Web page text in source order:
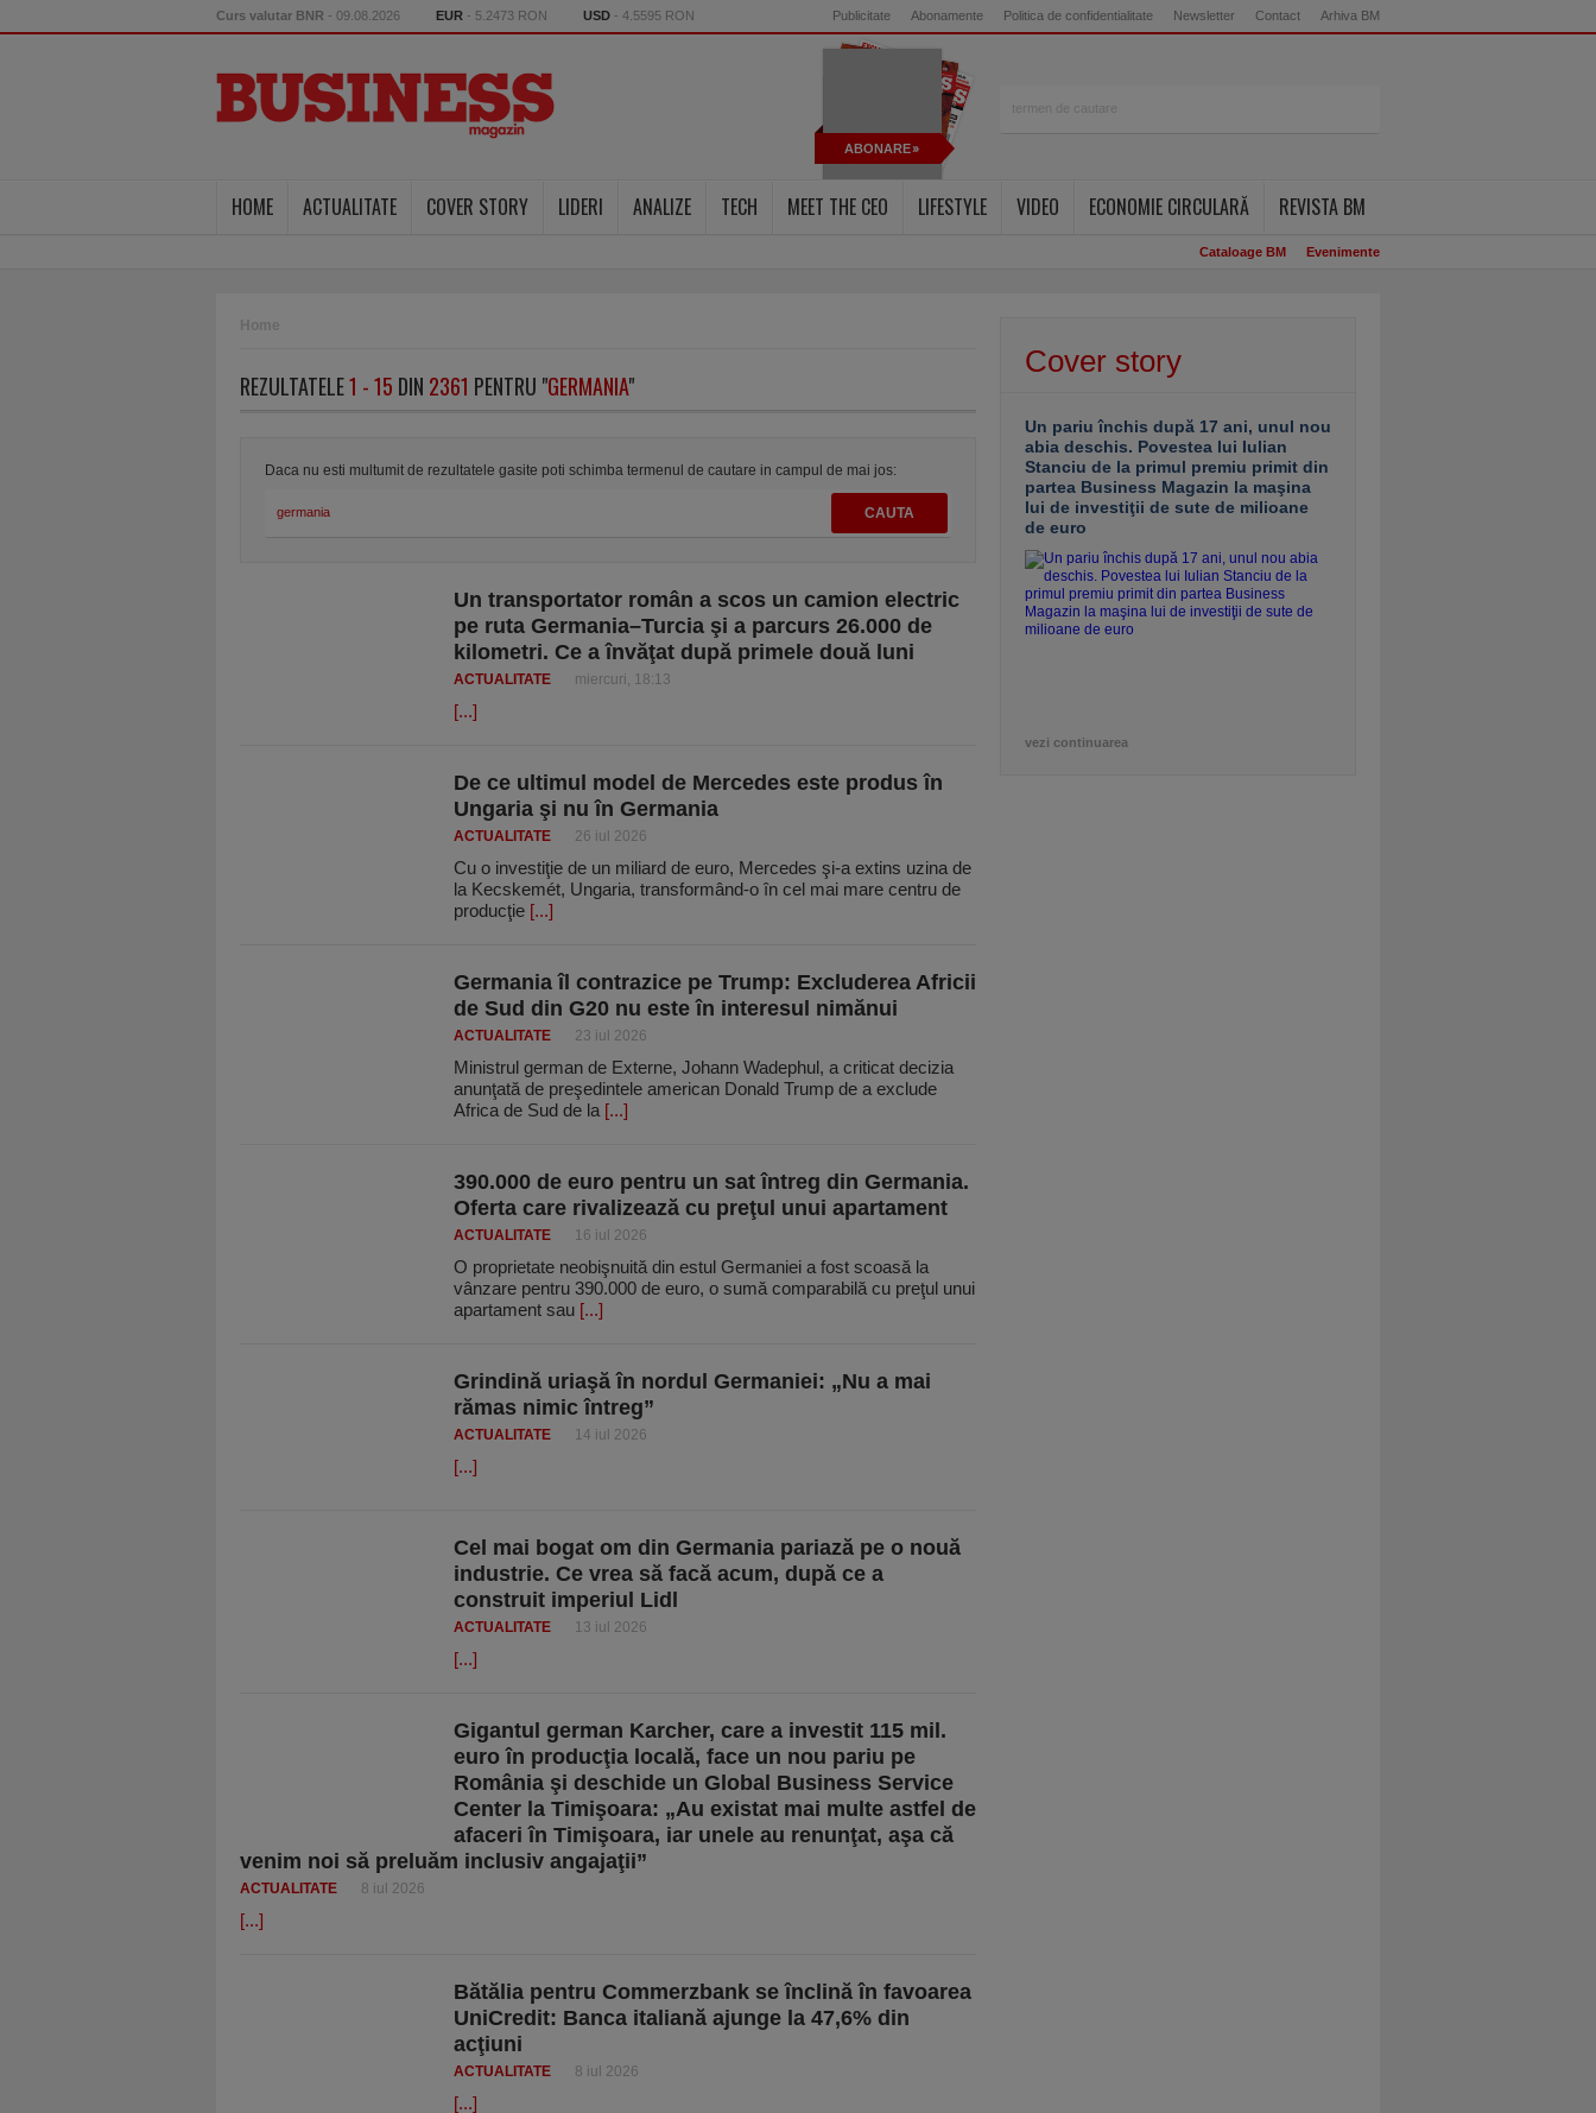
Curs valutar BNR - 09.08.2026 EUR - 5.2473 RON USD - 4.5595 RON Publicitate Abonamente Politica de confidentialitate Newsletter Contact Arhiva BM
ABONARE
HOME ACTUALITATE COVER STORY LIDERI ANALIZE TECH MEET THE CEO LIFESTYLE VIDEO ECONOMIE CIRCULARĂ REVISTA BM
Cataloage BM Evenimente
Home
REZULTATELE1 - 15 DIN 2361 PENTRU "GERMANIA"
Daca nu esti multumit de rezultatele gasite poti schimba termenul de cautare in campul de mai jos:
Un transportator român a scos un camion electric
pe ruta Germania–Turcia şi a parcurs 26.000 de
kilometri. Ce a învăţat după primele două luni
ACTUALITATE miercuri, 18:13
[...]
De ce ultimul model de Mercedes este produs în
Ungaria şi nu în Germania
ACTUALITATE 26 iul 2026
Cu o investiţie de un miliard de euro, Mercedes şi-a extins uzina de
la Kecskemét, Ungaria, transfor­mând-o în cel mai mare centru de
producţie [...]
Germania îl contrazice pe Trump: Excluderea Africii
de Sud din G20 nu este în interesul nimănui
ACTUALITATE 23 iul 2026
Ministrul german de Externe, Johann Wadephul, a criticat decizia
anunţată de preşedintele american Donald Trump de a exclude
Africa de Sud de la [...]
390.000 de euro pentru un sat întreg din Germania.
Oferta care rivalizează cu preţul unui apartament
ACTUALITATE 16 iul 2026
O proprietate neobişnuită din estul Germaniei a fost scoasă la
vânzare pentru 390.000 de euro, o sumă comparabilă cu preţul unui
apartament sau [...]
Grindină uriaşă în nordul Germaniei: „Nu a mai
rămas nimic întreg”
ACTUALITATE 14 iul 2026
[...]
Cel mai bogat om din Germania pariază pe o nouă
industrie. Ce vrea să facă acum, după ce a
construit imperiul Lidl
ACTUALITATE 13 iul 2026
[...]
Gigantul german Karcher, care a investit 115 mil.
euro în producţia locală, face un nou pariu pe
România şi deschide un Global Business Service
Center la Timişoara: „Au existat mai multe astfel de
afaceri în Timişoara, iar unele au renunţat, aşa că
venim noi să preluăm inclusiv angajaţii”
ACTUALITATE 8 iul 2026
[...]
Bătălia pentru Commerzbank se înclină în favoarea
UniCredit: Banca italiană ajunge la 47,6% din
acţiuni
ACTUALITATE 8 iul 2026
[...]
Cover story
Un pariu închis după 17 ani, unul nou
abia deschis. Povestea lui Iulian
Stanciu de la primul premiu primit din
partea Business Magazin la maşina
lui de investiţii de sute de milioane
de euro
vezi continuarea